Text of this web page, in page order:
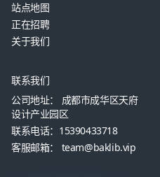
站点地图
正在招聘
关于我们
联系我们
公司地址： 成都市成华区天府
设计产业园区
联系电话：15390433718
客服邮箱： team@baklib.vip